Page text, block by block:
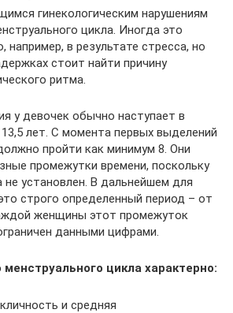
гинекологическим нарушениям
цикла. Иногда это
например, в результате стресса, но
стоит найти причину
ритма.
у девочек обычно наступает в
лет. С момента первых выделений
пройти как минимум 8. Они
промежутки времени, поскольку
установлен. В дальнейшем для
строго определенный период – от
женщины этот промежуток
данными цифрами.
цикла характерно:
и средняя